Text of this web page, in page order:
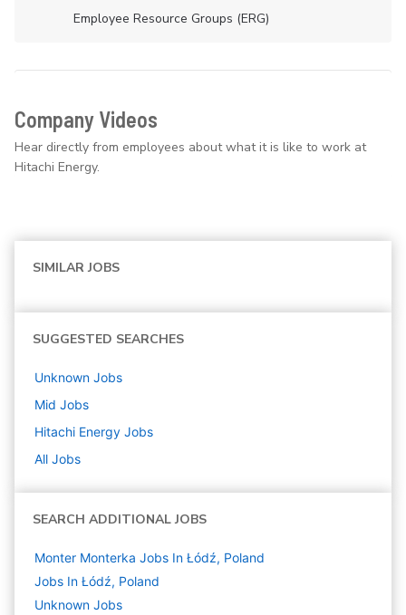
Employee Resource Groups (ERG)
Company Videos
Hear directly from employees about what it is like to work at
Hitachi Energy.
SIMILAR JOBS
SUGGESTED SEARCHES
Unknown Jobs
Mid Jobs
Hitachi Energy Jobs
All Jobs
SEARCH ADDITIONAL JOBS
Monter Monterka Jobs In Łódź, Poland
Jobs In Łódź, Poland
Unknown Jobs